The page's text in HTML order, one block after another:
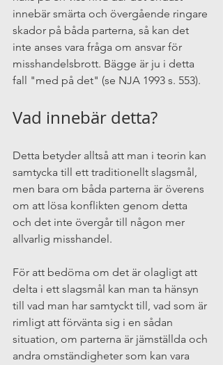
innebär smärta och övergående ringare
skador på båda parterna, så kan det
inte anses vara fråga om ansvar för
misshandelsbrott. Bägge är ju i detta
fall "med på det" (se NJA 1993 s. 553).
Vad innebär detta?
Detta betyder alltså att man i teorin kan
samtycka till ett traditionellt slagsmål,
men bara om båda parterna är överens
om att lösa konflikten genom detta
och det inte övergår till någon mer
allvarlig misshandel.
För att bedöma om det är olagligt att
delta i ett slagsmål kan man ta hänsyn
till vad man har samtyckt till, vad som är
rimligt att förvänta sig i en sådan
situation, om parterna är jämställda och
andra omständigheter som kan vara